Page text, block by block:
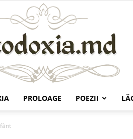
PROLOAGE POEZII